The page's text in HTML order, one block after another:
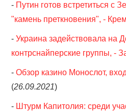
- Путин готов встретиться с
"камень преткновения", -
-Украина задействовала на
контрснайперские группы, -
-Обзор казино Монослот,
(26.09.2021)
- Штурм Капитолия: среди